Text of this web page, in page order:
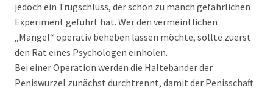
jedoch ein Trugschluss, der schon zu manch gefährlichen
Experiment geführt hat. Wer den vermeintlichen
„Mangel“ operativ beheben lassen möchte, sollte zuerst
den Rat eines Psychologen einholen.
Bei einer Operation werden die Haltebänder der
Peniswurzel zunächst durchtrennt, damit der Penisschaft